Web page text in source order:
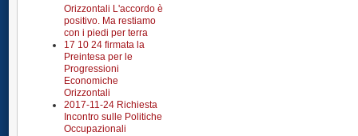
Orizzontali L'accordo è
positivo. Ma restiamo
con i piedi per terra
17 10 24 firmata la
Preintesa per le
Progressioni
Economiche
Orizzontali
2017-11-24 Richiesta
Incontro sulle Politiche
Occupazionali